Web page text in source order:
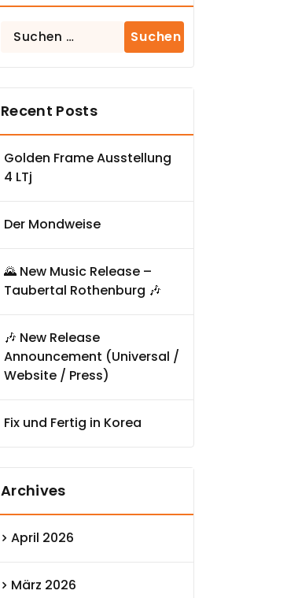
Suchen
Recent Posts
Golden Frame Ausstellung
4 LTj
Der Mondweise
🌄 New Music Release –
Taubertal Rothenburg 🎶
🎶 New Release
Announcement (Universal /
Website / Press)
Fix und Fertig in Korea
Archives
April 2026
März 2026